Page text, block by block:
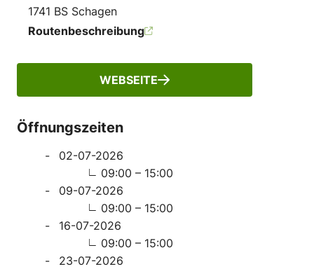
1741 BS Schagen
Routenbeschreibung
WEBSEITE
Öffnungszeiten
02-07-2026
09:00 – 15:00
09-07-2026
09:00 – 15:00
16-07-2026
09:00 – 15:00
23-07-2026